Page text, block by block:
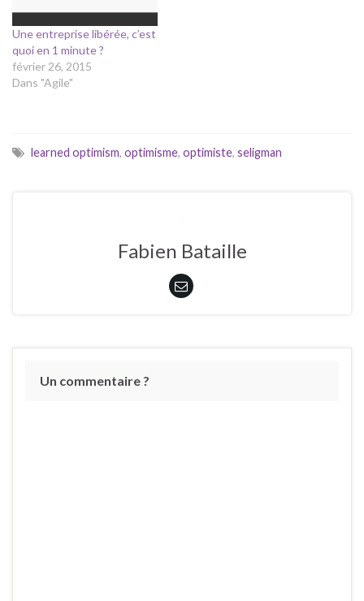
Une entreprise libérée, c’est
quoi en 1 minute ?
février 26, 2015
Dans "Agile"
learned optimism, optimisme, optimiste, seligman
Fabien Bataille
Un commentaire ?